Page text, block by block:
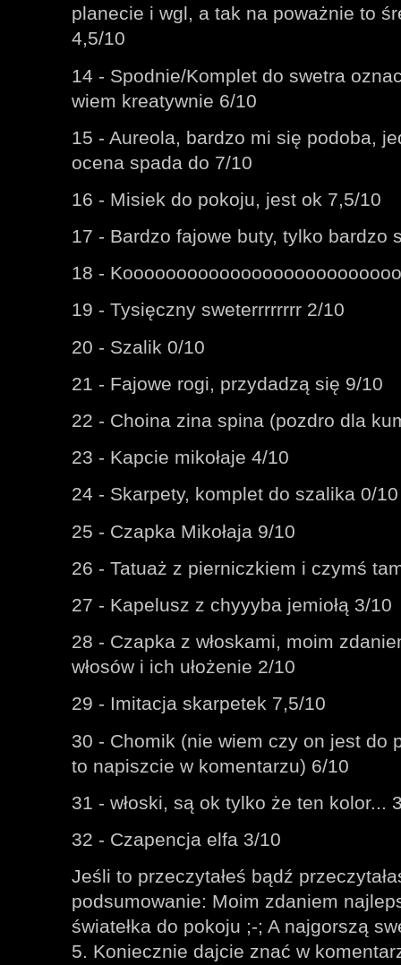
planecie i wgl, a tak na poważnie to
4,5/10
14 - Spodnie/Komplet do swetra
wiem kreatywnie 6/10
15 - Aureola, bardzo mi się podoba,
ocena spada do 7/10
16 - Misiek do pokoju, jest ok 7,5/10
17 - Bardzo fajowe buty, tylko bardzo
18 -
19 - Tysięczny sweterrrrrrrr 2/10
20 - Szalik 0/10
21 - Fajowe rogi, przydadzą się 9/10
22 - Choina zina spina (pozdro dla
23 - Kapcie mikołaje 4/10
24 - Skarpety, komplet do szalika 0/10
25 - Czapka Mikołaja 9/10
26 - Tatuaż z pierniczkiem i czymś
27 - Kapelusz z chyyyba jemiołą 3/10
28 - Czapka z włoskami, moim
włosów i ich ułożenie 2/10
29 - Imitacja skarpetek 7,5/10
30 - Chomik (nie wiem czy on jest do
to napiszcie w komentarzu) 6/10
31 - włoski, są ok tylko że ten kolor...
32 - Czapencja elfa 3/10
Jeśli to przeczytałeś bądź
podsumowanie: Moim zdaniem
światełka do pokoju ;-; A najgorszą
5. Koniecznie dajcie znać w